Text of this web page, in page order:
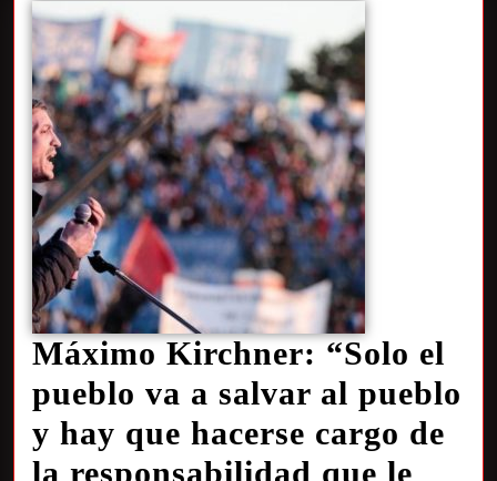
Máximo Kirchner: “Solo el
pueblo va a salvar al pueblo
y hay que hacerse cargo de
la responsabilidad que le